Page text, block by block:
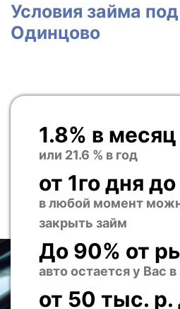
Условия займа
Одинцово
1.8% в месяц
или 21.6 % в год
от 1го дня
в любой момент
закрыть займ
До 90% от
авто остается у Вас
от 50 тыс.